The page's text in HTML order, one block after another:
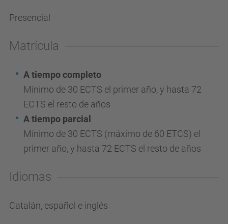
Presencial
Matrícula
A tiempo completo
Mínimo de 30 ECTS el primer año, y hasta 72
ECTS el resto de años
A tiempo parcial
Mínimo de 30 ECTS (máximo de 60 ETCS) el
primer año, y hasta 72 ECTS el resto de años
Idiomas
Catalán, español e inglés